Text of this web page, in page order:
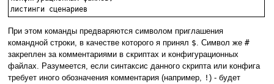
При этом команды предваряются символом приглашения
командной строки, в качестве которого я принял $. Символ же #
закреплен за комментариями в скриптах и конфигурационных
файлах. Разумеется, если синтаксис данного скрипта или конфига
требует иного обозначения комментария (например, ! ) - будет